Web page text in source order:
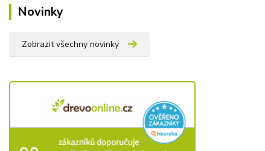
Novinky
Zobrazit všechny novinky